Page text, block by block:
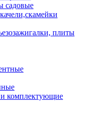
садовые
плиты
комплектующие